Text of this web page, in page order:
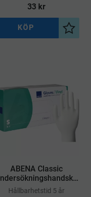
bekväm engångshandske
som passar utmärkt för
städarbete och enklare
vårduppgifter
33kr
Lägg
KÖP
​ABENA Classic
Vinyl Puderfri S
Hållbarhetstid 5 år